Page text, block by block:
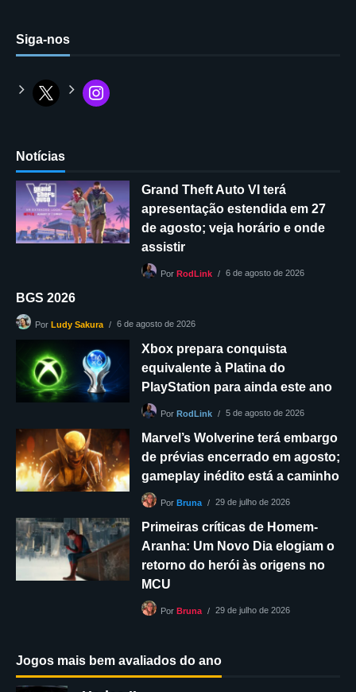
Siga-nos
Notícias
Grand Theft Auto VI terá
apresentação estendida em 27
de agosto; veja horário e onde
assistir
Por RodLink 6 de agosto de 2026
BGS 2026
Por Ludy Sakura 6 de agosto de 2026
Xbox prepara conquista
equivalente à Platina do
PlayStation para ainda este ano
Por RodLink 5 de agosto de 2026
Marvel’s Wolverine terá embargo
de prévias encerrado em agosto;
gameplay inédito está a caminho
Por Bruna 29 de julho de 2026
Primeiras críticas de Homem-
Aranha: Um Novo Dia elogiam o
retorno do herói às origens no
MCU
Por Bruna 29 de julho de 2026
Jogos mais bem avaliados do ano